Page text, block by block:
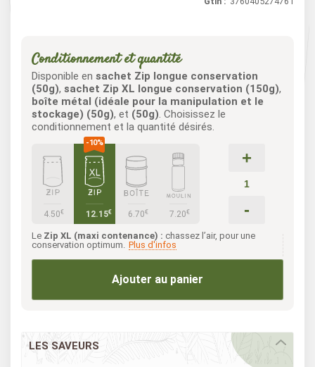
Conditionnement et quantité
Disponible en sachet Zip longue conservation
(50g), sachet Zip XL longue conservation (150g),
boîte métal (idéale pour la manipulation et le
stockage) (50g), et (50g). Choisissez le
conditionnement et la quantité désirés.
4.50€ 12.15€
Le Zip XL (maxi contenance) : chassez l’air, pour une
conservation optimum. Plus d'infos
6.70€ 7.20€
+
-
Ajouter au panier
LES SAVEURS